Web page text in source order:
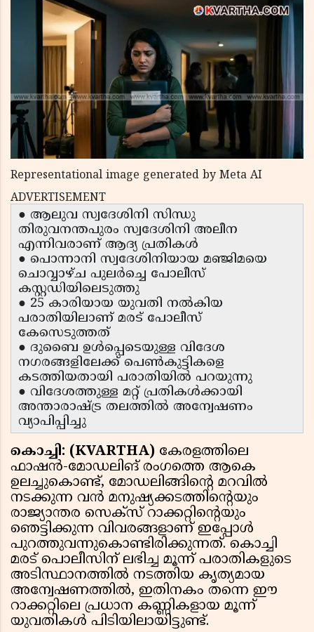
Representational image generated by Meta AI
ADVERTISEMENT
● ആലുവ സ്വദേശിനി സിന്ധു
തിരുവനന്തപുരം സ്വദേശിനി അലീന
എന്നിവരാണ് ആദ്യ പ്രതികൾ
● പൊന്നാനി സ്വദേശിനിയായ മഞ്ജിമയെ
ചൊവ്വാഴ്ച പുലർച്ചെ പോലീസ്
കസ്റ്റഡിയിലെടുത്തു
● 25 കാരിയായ യുവതി നൽകിയ
പരാതിയിലാണ് മരട് പോലീസ്
കേസെടുത്തത്
● ദുബൈ ഉൾപ്പെടെയുള്ള വിദേശ
നഗരങ്ങളിലേക്ക് പെൺകുട്ടികളെ
കടത്തിയതായി പരാതിയിൽ പറയുന്നു
● വിദേശത്തുള്ള മറ്റ് പ്രതികൾക്കായി
അന്താരാഷ്ട്ര തലത്തിൽ അന്വേഷണം
വ്യാപിപ്പിച്ചു
കൊച്ചി: (KVARTHA) കേരളത്തിലെ
ഫാഷൻ-മോഡലിങ് രംഗത്തെ ആകെ
ഉലച്ചുകൊണ്ട്, മോഡലിങ്ങിന്റെ മറവിൽ
നടക്കുന്ന വൻ മനുഷ്യക്കടത്തിന്റെയും
രാജ്യാന്തര സെക്സ് റാക്കറ്റിന്റെയും
ഞെട്ടിക്കുന്ന വിവരങ്ങളാണ് ഇപ്പോൾ
പുറത്തുവന്നുകൊണ്ടിരിക്കുന്നത്. കൊച്ചി
മരട് പൊലീസിന് ലഭിച്ച മൂന്ന് പരാതികളുടെ
അടിസ്ഥാനത്തിൽ നടത്തിയ കൃത്യമായ
അന്വേഷണത്തിൽ, ഇതിനകം തന്നെ ഈ
റാക്കറ്റിലെ പ്രധാന കണ്ണികളായ മൂന്ന്
യുവതികൾ പിടിയിലായിട്ടുണ്ട്.